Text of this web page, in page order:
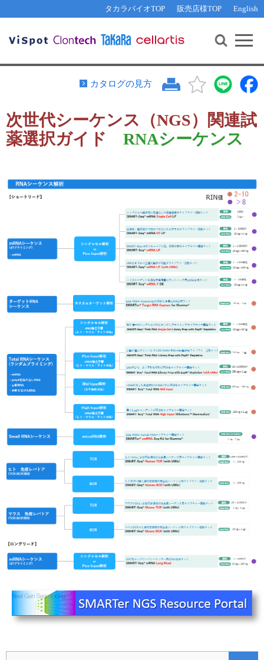
タカラバイオTOP 販売店様TOP English
機能解析・サイレンシング
PCR・等温増幅
リアルタイムPCR（qPCR）
サンプル請求
その他 ライセンスに関するご相談
遺伝子組換え生物該当製品
研究支援ツール
Cut-Site Navigator 制限酵素切断サイトの検索
In-Fusion Cloning プライマー設計
抗体検索サイト
リアルタイムPCR （インターカレーター法）
リアルタイムPCR（プローブ法）
プライマー・プローブ検索・注文
機器ソフトウェア・ベクター配列ダウンロード
ラーニングセンター
リアルタイムPCR実験ガイド
遺伝子検査ガイド（食品・水質・家畜他）
幹細胞・再生医療研究ガイド
クローニング実験ガイド
細胞選択ガイド
エピジェネティクス実験ガイド
RNAi実験ガイド
アプリケーションノート
プロトコール集
ユーザーズボイス集
Q&A
お問い合わせ WEB会員登録
カタログの見方
次世代シーケンス（NGS）関連試
薬選択ガイド
RNAシーケンス